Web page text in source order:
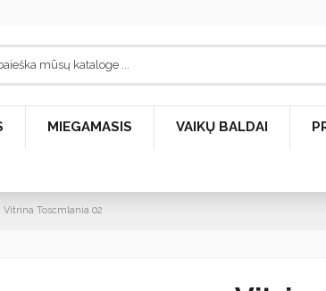
MIEGAMASIS VAIKŲ BALDAI
Vitrina Toscmlania 02